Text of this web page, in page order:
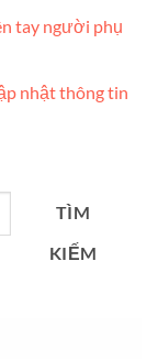
tay người phụ
nhật thông tin
TÌM
KIẾM